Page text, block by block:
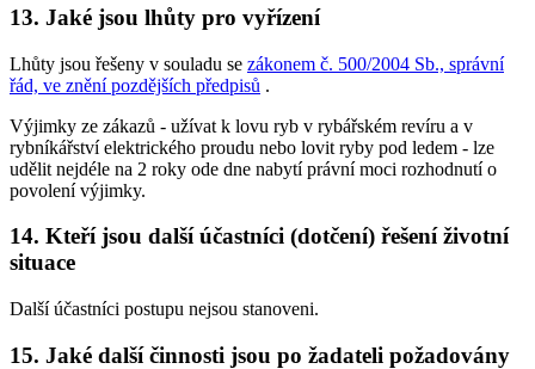
13. Jaké jsou lhůty pro vyřízení
Lhůty jsou řešeny v souladu se zákonem č. 500/2004 Sb., správní
řád, ve znění pozdějších předpisů .
Výjimky ze zákazů - užívat k lovu ryb v rybářském revíru a v
rybníkářství elektrického proudu nebo lovit ryby pod ledem - lze
udělit nejdéle na 2 roky ode dne nabytí právní moci rozhodnutí o
povolení výjimky.
14. Kteří jsou další účastníci (dotčení) řešení životní
situace
Další účastníci postupu nejsou stanoveni.
15. Jaké další činnosti jsou po žadateli požadovány